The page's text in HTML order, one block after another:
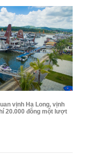
vịnh Hạ Long, vịnh
20.000 đồng một lượt